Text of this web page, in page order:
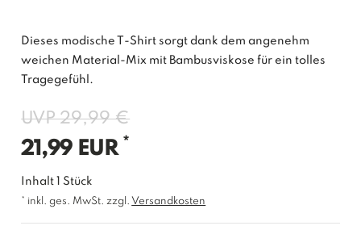
Dieses modische T-Shirt sorgt dank dem angenehm
weichen Material-Mix mit Bambusviskose für ein tolles
Tragegefühl.
UVP 29,99 €
21,99 EUR *
Inhalt1Stück
* inkl. ges. MwSt. zzgl. Versandkosten